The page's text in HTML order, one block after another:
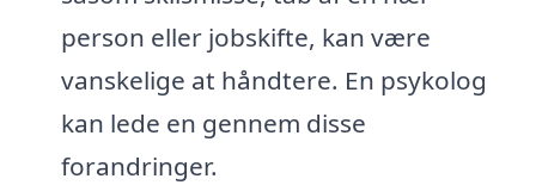
person eller jobskifte, kan være
vanskelige at håndtere. En psykolog
kan lede en gennem disse
forandringer.